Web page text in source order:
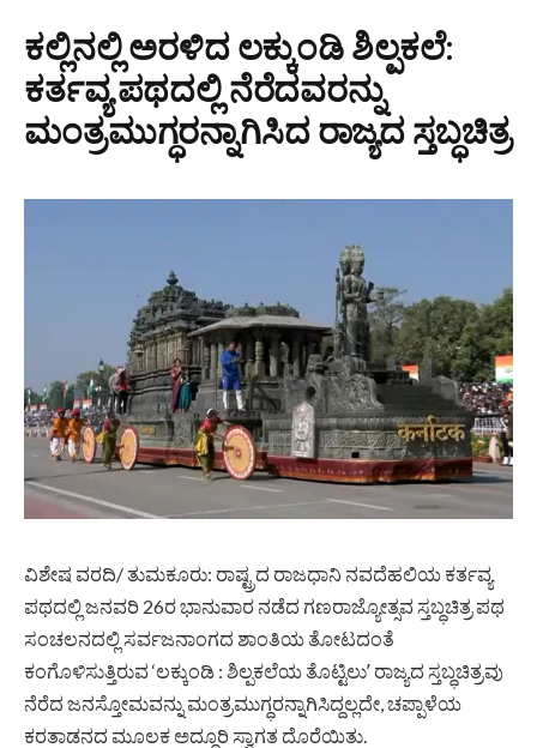
ಕಲ್ಲಿನಲ್ಲಿ ಅರಳಿದ ಲಕ್ಕುಂಡಿ ಶಿಲ್ಪಕಲೆ:
ಕರ್ತವ್ಯ ಪಥದಲ್ಲಿ ನೆರೆದವರನ್ನು
ಮಂತ್ರಮುಗ್ಧರನ್ನಾಗಿಸಿದ ರಾಜ್ಯದ ಸ್ತಬ್ಧಚಿತ್ರ
ವಿಶೇಷ ವರದಿ/ ತುಮಕೂರು: ರಾಷ್ಟ್ರದ ರಾಜಧಾನಿ ನವದೆಹಲಿಯ ಕರ್ತವ್ಯ
ಪಥದಲ್ಲಿ ಜನವರಿ 26ರ ಭಾನುವಾರ ನಡೆದ ಗಣರಾಜ್ಯೋತ್ಸವ ಸ್ತಬ್ಧಚಿತ್ರ ಪಥ
ಸಂಚಲನದಲ್ಲಿ ಸರ್ವಜನಾಂಗದ ಶಾಂತಿಯ ತೋಟದಂತೆ
ಕಂಗೊಳಿಸುತ್ತಿರುವ ‘ಲಕ್ಕುಂಡಿ : ಶಿಲ್ಪಕಲೆಯ ತೊಟ್ಟಿಲುʼ ರಾಜ್ಯದ ಸ್ತಬ್ಧಚಿತ್ರವು
ನೆರೆದ ಜನಸ್ತೋಮವನ್ನು ಮಂತ್ರಮುಗ್ಧರನ್ನಾಗಿಸಿದ್ದಲ್ಲದೇ, ಚಪ್ಪಾಳೆಯ
ಕರತಾಡನದ ಮೂಲಕ ಅದ್ದೂರಿ ಸ್ವಾಗತ ದೊರೆಯಿತು.